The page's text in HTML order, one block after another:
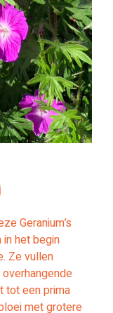
Geranium’s
het begin
Ze vullen
tot een prima
met grotere